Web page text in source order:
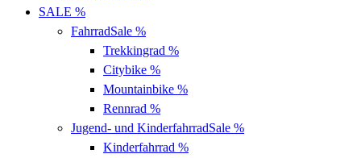
SALE %
FahrradSale %
Trekkingrad %
Citybike %
Mountainbike %
Rennrad %
Jugend- und KinderfahrradSale %
Kinderfahrrad %